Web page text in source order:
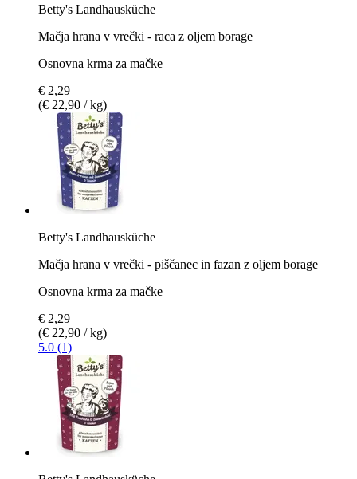
Betty's Landhausküche
Mačja hrana v vrečki - raca z oljem borage
Osnovna krma za mačke
€ 2,29
(€ 22,90 / kg)
Betty's Landhausküche
Mačja hrana v vrečki - piščanec in fazan z oljem borage
Osnovna krma za mačke
€ 2,29
(€ 22,90 / kg)
5.0 (1)